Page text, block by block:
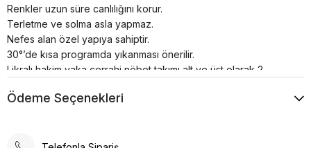
Renkler uzun süre canlılığını korur.
Terletme ve solma asla yapmaz.
Nefes alan özel yapıya sahiptir.
30°’de kısa programda yıkanması önerilir.
Likralı hakim yaka cerrahi nöbet takımı alt ve üst olarak 2
Teknik Özellikleri
Nefes Alabilirlik: Kumaşın yapısı, hava geçirgenliği yüksek
Ödeme Seçenekleri